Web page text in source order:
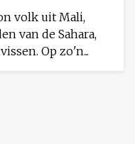
volk uit Mali,
van de Sahara,
Op zo'n...